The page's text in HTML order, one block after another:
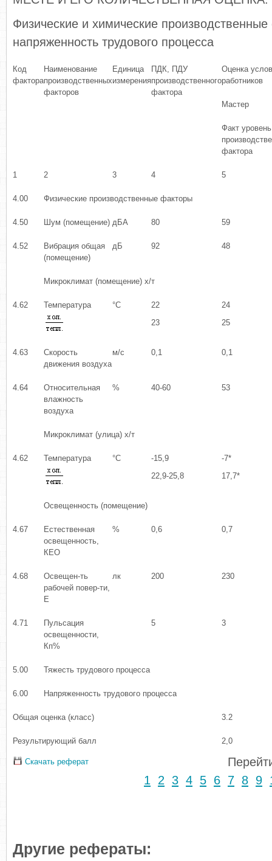
Физические и химические
напряженность трудового процесса
Код
фактора
Наименование
производственных
факторов
Единица
измерения
ПДК, ПДУ
производственного
фактора
Оценка
работников
Мастер
Факт уровень
фактора
1 2 3 4 5
4.00 Физические производственные факторы
4.50 Шум (помещение) дБА 80 59
4.52
Вибрация общая
(помещение)
дБ 92 48
Микроклимат (помещение) х/т
4.62 Температура °С
22
23
24
25
4.63
Скорость
движения воздуха
м/с 0,1 0,1
4.64
Относительная
влажность
воздуха
% 40-60 53
Микроклимат (улица) х/т
4.62 Температура °С
-15,9
22,9-25,8
-7*
17,7*
Освещенность (помещение)
4.67
Естественная
освещенность,
КЕО
% 0,6 0,7
4.68
Освещен-ть
рабочей повер-ти,
Е
лк 200 230
4.71
Пульсация
освещенности,
Кп%
5 3
5.00 Тяжесть трудового процесса
6.00 Напряженность трудового процесса
Общая оценка (класс) 3.2
Результирующий балл 2,0
Скачать реферат
1
2 3 4 5 6 7 8 9
Другие рефераты: